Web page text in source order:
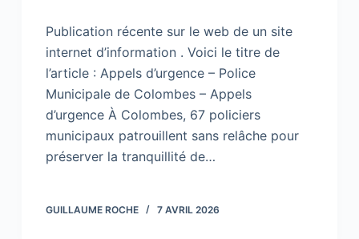
Publication récente sur le web de un site
internet d’information . Voici le titre de
l’article : Appels d’urgence – Police
Municipale de Colombes – Appels
d’urgence À Colombes, 67 policiers
municipaux patrouillent sans relâche pour
préserver la tranquillité de…
GUILLAUME ROCHE 7 AVRIL 2026